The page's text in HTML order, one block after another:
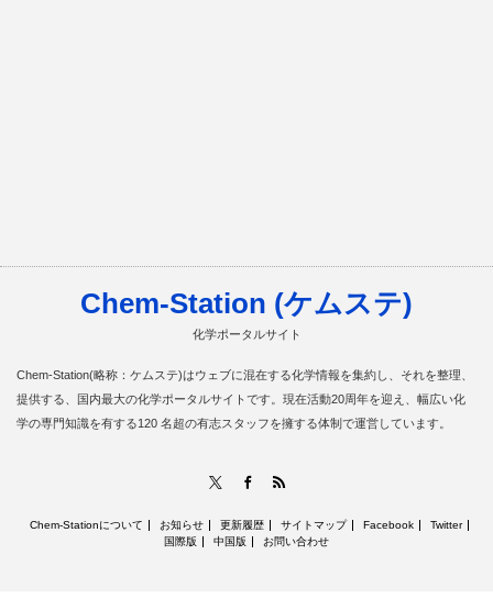
Chem-Station (ケムステ)
化学ポータルサイト
Chem-Station(略称：ケムステ)はウェブに混在する化学情報を集約し、それを整理、
提供する、国内最大の化学ポータルサイトです。現在活動20周年を迎え、幅広い化
学の専門知識を有する120 名超の有志スタッフを擁する体制で運営しています。
Facebook
Chem-Stationについて お知らせ 更新履歴 サイトマップ Facebook
Twitter
国際版
中国版 お問い合わせ